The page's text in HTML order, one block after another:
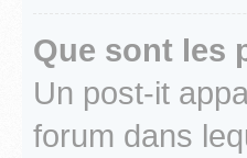
Que sont les
Un post-it
forum dans